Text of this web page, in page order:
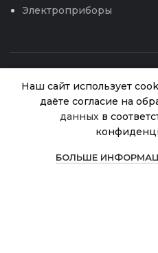
Электроприборы
Интернет магазин
Наш сайт использует
даёте согласие на
данных в
БОЛЬШЕ
Ванда
зеленый-
прозрачный
вкладкой
380.00 ₽
Магазин Избранное